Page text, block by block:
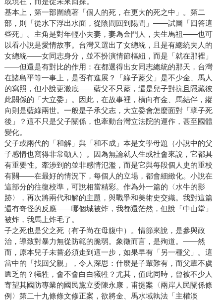
基本上，第一部圍繞著「個人的死，在更大的死之中」。第二
部，則「從水下浮出水面，從陰間回到陽間」——試圖「回答這
些死」。主角是對年輕小夫妻，妻為金門人，夫生馬祖——也可
以看小說是愛情故事。台灣又選出了女總統，且是有總統夫人的
女總統——女同志身分，並不扮演情節樞紐，而是「就在那裡」
——但還是有對比的作用：在都選得出女同志總統的那天，台灣
在諸島平等一事上，是否有進展？「綠子藍父」是不少金、馬人
的寫照，但小說更澈底——藍父不只藍，還是兒子對抗且隱藏彼
此關係的「大立委」。因此，在故事裡，橫向有金、馬結伴，縱
向則是藍綠兩世。一般是子承父志，大立委會怎麼面對「孽子死
後」？這不只是父子關係，也牽動台灣立法院的運作，甚至國體
變化。
父子或兩代的「和解」與「和不成」本是文學母題（小說中的父
子感情也寫得非常動人）。因為無論就人生或社會來說，它都具
有重要性。牽涉到的並非感情氾濫，而是它與每段個人史的重校
有關——在最好的情況下，每個人的立場，都會細緻化。小說在
這部分的往復校準，可說相當精彩。作為外一篇的〈水牛的影
跡〉，再次將兩代和解的主題，與戰爭和美術史交織。我對這篇
還有奇怪的反應——哪個城被炸，我都還茫然，但說「中山堂」
被炸，我馬上炸毛了。
子之死也是父之死（有子尚在母腹中）。情節來說，是參與政
治，導致對暴力無從防範的脆弱。象徵而言，是殉道。——然
而，原本兒子未嘗必須走到這一步，如果早有「另一種父」。這
當中的「找回父親」，令人深思：什麼是子輩難有，而父輩不虞
匱乏的？犧牲，會不會白白犧牲？尤其，值此同時，曾被不少人
寄望其國防專業的國民黨立委陳永康，甫提案〈兩岸人民關係條
例〉第二十九條條文修正案，欲將金、馬水域執法「主權淡